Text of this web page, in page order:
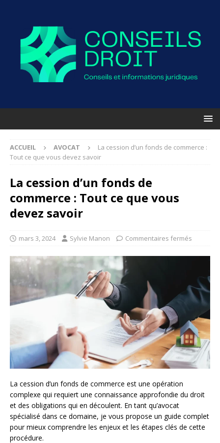
ACCUEIL AVOCAT
La cession d’un fonds de commerce :
Tout ce que vous devez savoir
La cession d’un fonds de
commerce : Tout ce que vous
devez savoir
mars 3, 2024 Sylvie Manon Commentaires fermés
La cession d’un fonds de commerce est une opération
complexe qui requiert une connaissance approfondie du droit
et des obligations qui en découlent. En tant qu’avocat
spécialisé dans ce domaine, je vous propose un guide complet
pour mieux comprendre les enjeux et les étapes clés de cette
procédure.